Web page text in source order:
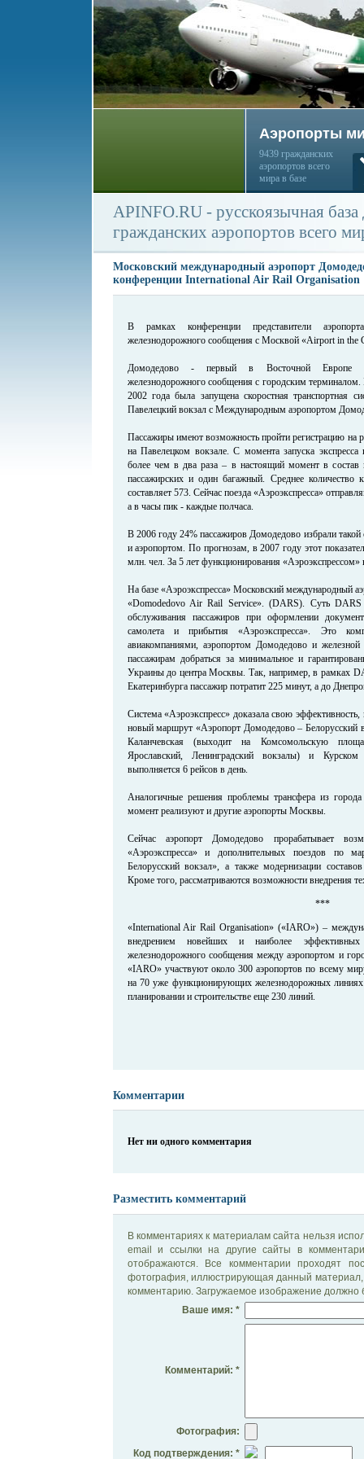
Аэропорты
9439 гражданских
аэропортов всего
мира в базе
APINFO.RU - русскоязычная
гражданских аэропортов всего
Московский международный аэропорт
конференции International Air Rail Organisation
В рамках конференции представители
железнодорожного сообщения с Москвой «Airport in the
Домодедово - первый в Восточной Европе
железнодорожного сообщения с городским терминалом.
2002 года была запущена скоростная транспортная
Павелецкий вокзал с Международным аэропортом
Пассажиры имеют возможность пройти регистрацию на
на Павелецком вокзале. С момента запуска экспресса
более чем в два раза – в настоящий момент в состав
пассажирских и один багажный. Среднее количество
составляет 573. Сейчас поезда «Аэроэкспресса»
а в часы пик - каждые полчаса.
В 2006 году 24% пассажиров Домодедово избрали
и аэропортом. По прогнозам, в 2007 году этот
млн. чел. За 5 лет функционирования «Аэроэкспрессом»
На базе «Аэроэкспресса» Московский международный
«Domodedovo Air Rail Service». (DARS). Суть DARS
обслуживания пассажиров при оформлении
самолета и прибытия «Аэроэкспресса». Это
авиакомпаниями, аэропортом Домодедово и железной
пассажирам добраться за минимальное и
Украины до центра Москвы. Так, например, в рамках
Екатеринбурга пассажир потратит 225 минут, а до
Система «Аэроэкспресс» доказала свою
новый маршрут «Аэропорт Домодедово – Белорусский
Каланчевская (выходит на Комсомольскую
Ярославский, Ленинградский вокзалы) и
выполняется 6 рейсов в день.
Аналогичные решения проблемы трансфера из
момент реализуют и другие аэропорты Москвы.
Сейчас аэропорт Домодедово прорабатывает
«Аэроэкспресса» и дополнительных поездов по
Белорусский вокзал», а также модернизации
Кроме того, рассматриваются возможности внедрения
***
«International Air Rail Organisation» («IARO») –
внедрением новейших и наиболее
железнодорожного сообщения между аэропортом и
«IARO» участвуют около 300 аэропортов по всему
на 70 уже функционирующих железнодорожных линиях
планировании и строительстве еще 230 линий.
Комментарии
Нет ни одного комментария
Разместить комментарий
В комментариях к материалам сайта нельзя
email и ссылки на другие сайты в
отображаются. Все комментарии проходят
фотография, иллюстрирующая данный материал,
комментарию. Загружаемое изображение должно
Ваше имя: *
Комментарий: *
Фотография:
Код подтверждения: *